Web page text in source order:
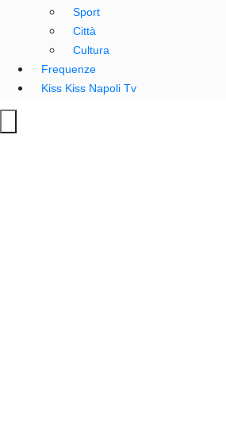
Sport
Città
Cultura
Frequenze
Kiss Kiss Napoli Tv